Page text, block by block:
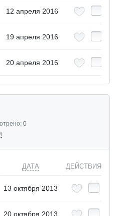
12 апреля 2016
19 апреля 2016
20 апреля 2016
0
ДАТА ДЕЙСТВИЯ
13 октября 2013
20 октября 2013